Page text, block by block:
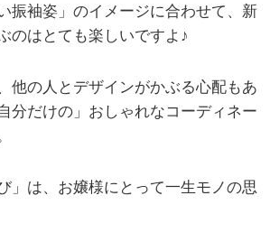
振袖姿」のイメージに合わせて、新
のはとても楽しいですよ♪
他の人とデザインがかぶる心配もあ
分だけの」おしゃれなコーディネー
」は、お嬢様にとって一生モノの思